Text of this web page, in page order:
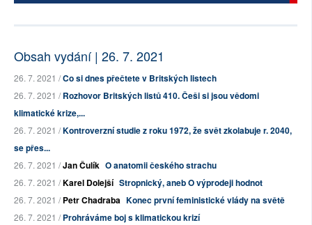
Obsah vydání | 26. 7. 2021
26. 7. 2021 /Co si dnes přečtete v Britských listech
26. 7. 2021 /Rozhovor Britských listů 410. Češi si jsou vědomi
klimatické krize,...
26. 7. 2021 /Kontroverzní studie z roku 1972, že svět zkolabuje r. 2040,
se přes...
26. 7. 2021 /Jan Čulík O anatomii českého strachu
26. 7. 2021 /Karel Dolejší Stropnický, aneb O výprodeji hodnot
26. 7. 2021 /Petr Chadraba Konec první feministické vlády na světě
26. 7. 2021 /Prohráváme boj s klimatickou krizí